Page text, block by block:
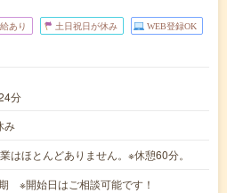
あり 土日祝日が休み WEB登録OK
分
み
ほとんどありません。※休憩60分。
※開始日はご相談可能です！